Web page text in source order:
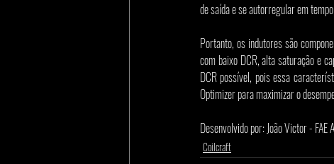
de saída e se autorregular em
Portanto, os indutores são
com baixo DCR, alta saturação e
DCR possível, pois essa
Optimizer para maximizar o
Desenvolvido por: João Victor - FAE
Coilcraft